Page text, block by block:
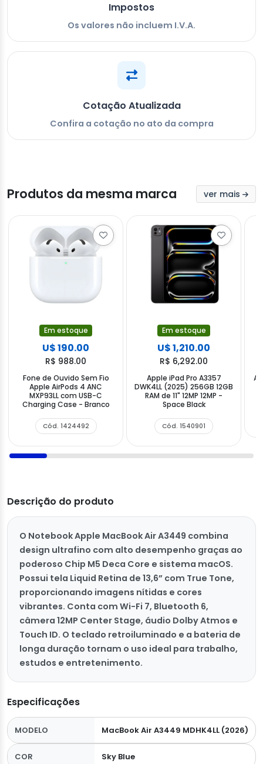
Impostos
Os valores não incluem I.V.A.
Cotação Atualizada
Confira a cotação no ato da compra
Produtos da mesma marca ver mais
Em estoque
U$ 190.00
R$ 988.00
Fone de Ouvido Sem Fio
Apple AirPods 4 ANC
MXP93LL com USB-C
Charging Case - Branco
Cód. 1424492
Em estoque
U$ 1,210.00
R$ 6,292.00
Apple iPad Pro A3357
DWK4LL (2025) 256GB 12GB
RAM de 11" 12MP 12MP -
Space Black
Cód. 1540901
Descrição do produto
O Notebook Apple MacBook Air A3449 combina
design ultrafino com alto desempenho graças ao
poderoso Chip M5 Deca Core e sistema macOS.
Possui tela Liquid Retina de 13,6” com True Tone,
proporcionando imagens nítidas e cores
vibrantes. Conta com Wi-Fi 7, Bluetooth 6,
câmera 12MP Center Stage, áudio Dolby Atmos e
Touch ID. O teclado retroiluminado e a bateria de
longa duração tornam o uso ideal para trabalho,
estudos e entretenimento.
Especificações
MODELO MacBook Air A3449 MDHK4LL (2026)
COR Sky Blue